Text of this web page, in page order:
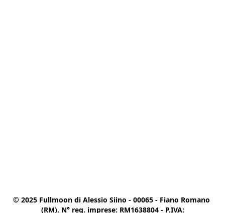
© 2025 Fullmoon di Alessio Siino - 00065 - Fiano Romano
(RM). N° reg. imprese: RM1638804 - P.IVA: